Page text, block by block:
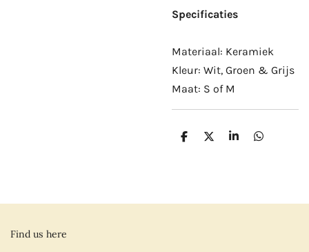
Specificaties
Materiaal: Keramiek
Kleur: Wit, Groen & Grijs
Maat: S of M
D
D
S
D
Find us here